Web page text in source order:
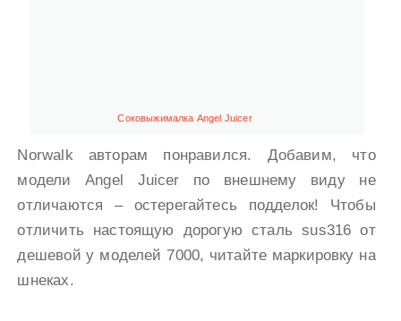
Соковыжималка Angel Juicer
Norwalk авторам понравился. Добавим, что
модели Angel Juicer по внешнему виду не
отличаются – остерегайтесь подделок! Чтобы
отличить настоящую дорогую сталь sus316 от
дешевой у моделей 7000, читайте маркировку на
шнеках.